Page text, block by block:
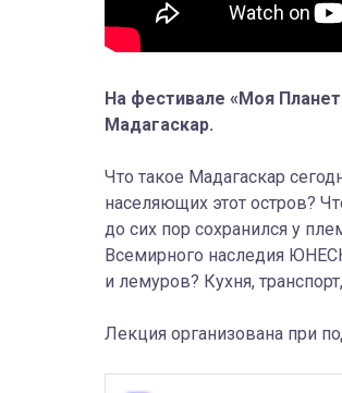
На фестивале «Моя
Мадагаскар.
Что такое Мадагаскар
населяющих этот остров?
до сих пор сохранился у
Всемирного наследия
и лемуров? Кухня,
Лекция организована при